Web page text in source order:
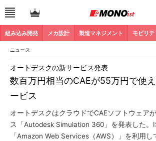
組み込み開発 メカ設計 製造マネジメント モビリテ
ニュース
数百万円相当のCAEが55万円で使
ービス
オートデスクの新サービス発表
オートデスクはクラウドでCAEソフトウェア
ス「Autodesk Simulation 360」を発表した。
「Amazon Web Services（AWS）」を利用